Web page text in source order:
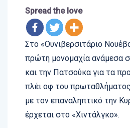
Spread the love
Στο «Ουνιβερσιτάριο
πρώτη μονομαχία ανάμεσα
και την Πατσούκα για τα
πλέι οφ του
με τον επαναληπτικό την
έρχεται στο «Χιντάλγκο».